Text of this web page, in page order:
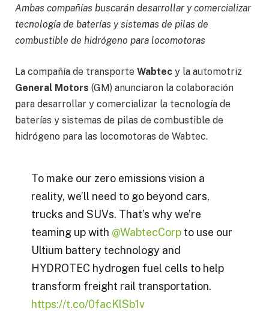
Ambas compañías buscarán desarrollar y comercializar
tecnología de baterías y sistemas de pilas de
combustible de hidrógeno para locomotoras
La compañía de transporte Wabtec y la automotriz
General Motors (GM) anunciaron la colaboración
para desarrollar y comercializar la tecnología de
baterías y sistemas de pilas de combustible de
hidrógeno para las locomotoras de Wabtec.
To make our zero emissions vision a
reality, we’ll need to go beyond cars,
trucks and SUVs. That’s why we’re
teaming up with @WabtecCorpto use our
Ultium battery technology and
HYDROTEC hydrogen fuel cells to help
transform freight rail transportation.
https://t.co/0facKlSb1v